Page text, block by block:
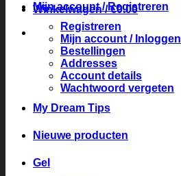
Winkelwagen /€0.00
Mijn account / Registreren
Registreren
Mijn account / Inloggen
Bestellingen
Addresses
Account details
Wachtwoord vergeten
My Dream Tips
Nieuwe producten
Gel